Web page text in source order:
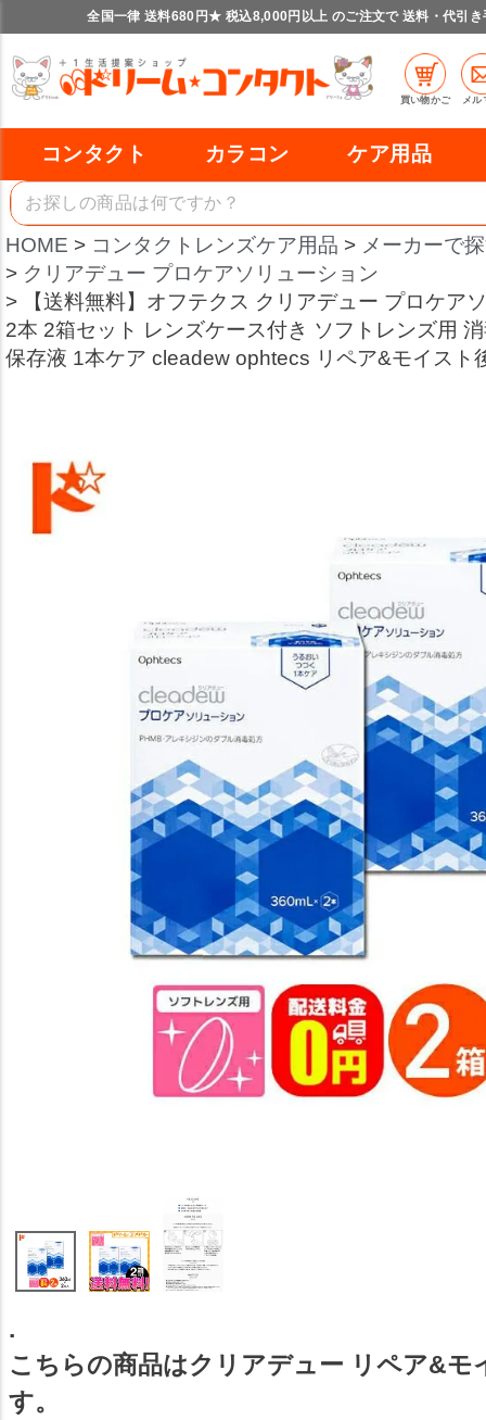
全国一律 送料680円★ 税込8,000円以上 のご注文で 送料・代引き
買い物かご メル
コンタクト カラコン ケア用品
HOME コンタクトレンズケア用品
メーカーで
クリアデュー プロケアソリューション
【送料無料】オフテクス クリアデュー プロケア
2本 2箱セット レンズケース付き ソフトレンズ用
保存液 1本ケア cleadew ophtecs リペア&モイスト
.
こちらの商品はクリアデュー リペア&モ
す。